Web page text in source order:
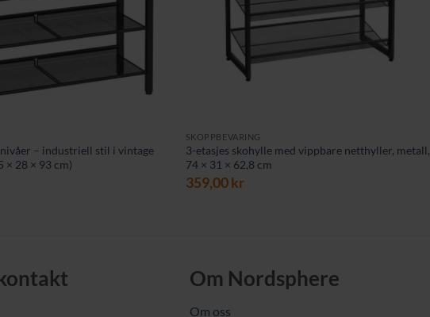
– industriell stil i vintage
× 28 × 93 cm)
SKOPPBEVARING
3-etasjes skohylle med vippbare netthyller, metall,
74 × 31 × 62,8 cm
359,00kr
Om Nordsphere
Om oss